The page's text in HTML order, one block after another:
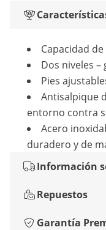
Capacidad
Dos niveles
Pies
Antisalpique
entorno contra
Acero
duradero y de
Información
Repuestos
Garantía